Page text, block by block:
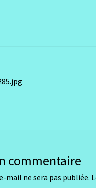
commentaire
mail ne sera pas publiée.